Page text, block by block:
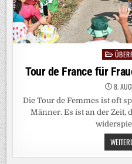
Posted
in
Tour de France für
8.
Die Tour de Femmes ist oft
Männer. Es ist an der Zeit,